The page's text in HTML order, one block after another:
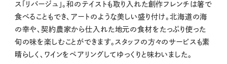
ス「リバージュ」。和のテイストも取り入れた創作フレンチは箸で
食べることもでき、アートのような美しい盛り付け。北海道の海
の幸や、契約農家から仕入れた地元の食材をたっぷり使った
旬の味を楽しむことができます。スタッフの方々のサービスも素
晴らしく、ワインをペアリングしてゆっくりと味わいました。